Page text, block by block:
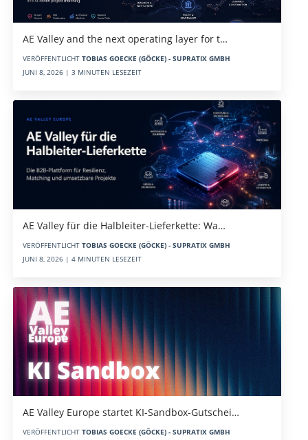
AE Valley and the next operating layer for t…
VERÖFFENTLICHT TOBIAS GOECKE (GÖCKE) - SUPRATIX GMBH
JUNI 8, 2026 | 3 MINUTEN LESEZEIT
AE Valley für die Halbleiter-Lieferkette: Wa…
VERÖFFENTLICHT TOBIAS GOECKE (GÖCKE) - SUPRATIX GMBH
JUNI 8, 2026 | 4 MINUTEN LESEZEIT
AE Valley Europe startet KI-Sandbox-Gutschei…
VERÖFFENTLICHT TOBIAS GOECKE (GÖCKE) - SUPRATIX GMBH